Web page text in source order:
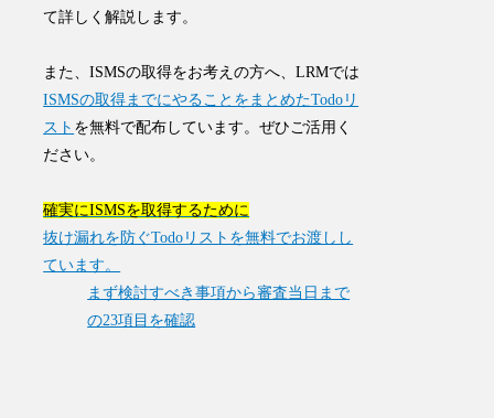
て詳しく解説します。
また、ISMSの取得をお考えの方へ、LRMでは
ISMSの取得までにやることをまとめたTodoリ
スト を無料で配布しています。ぜひご活用く
ださい。
確実にISMSを取得するために
抜け漏れを防ぐTodoリストを無料でお渡しし
ています。
まず検討すべき事項から審査当日まで
の23項目を確認